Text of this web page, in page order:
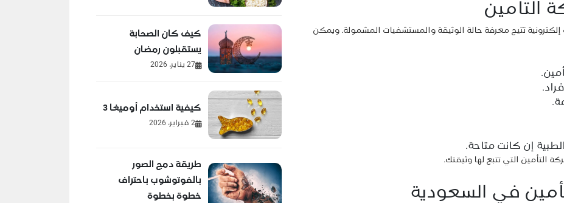
التأمين
تتيح معرفة حالة الوثيقة والمستشفيات المشمولة. ويمكن
إن كانت متاحة.
التأمين التي تتبع لها وثيقتك.
في السعودية
كيف كان الصحابة
يستقبلون رمضان
27 يناير، 2026
كيفية استخدام أوميغا 3
2 فبراير، 2026
طريقة دمج الصور
بالفوتوشوب باحتراف
خطوة بخطوة